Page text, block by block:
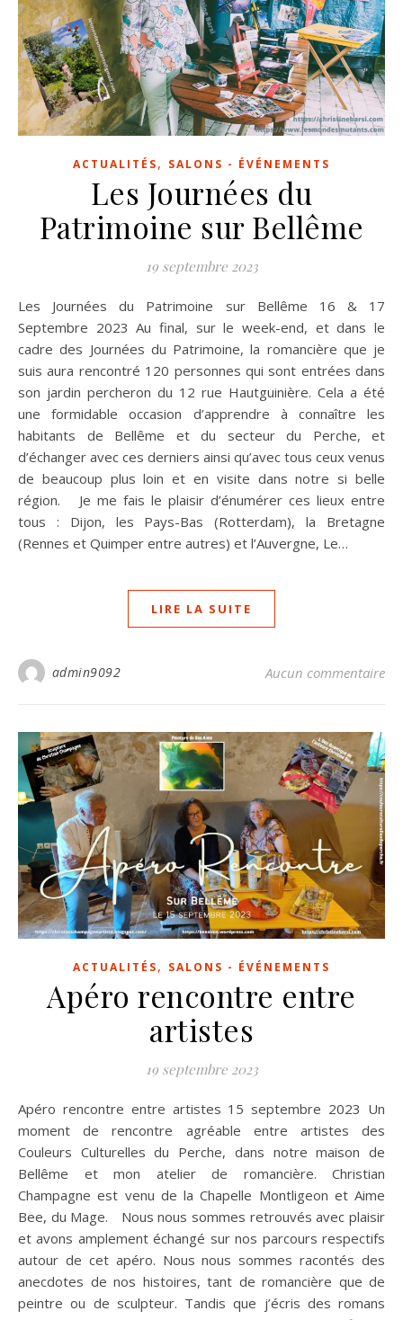
ACTUALITÉS, SALONS - ÉVÉNEMENTS
Les Journées du
Patrimoine sur Bellême
19 septembre 2023
Les Journées du Patrimoine sur Bellême 16 & 17
Septembre 2023 Au final, sur le week-end, et dans le
cadre des Journées du Patrimoine, la romancière que je
suis aura rencontré 120 personnes qui sont entrées dans
son jardin percheron du 12 rue Hautguinière. Cela a été
une formidable occasion d’apprendre à connaître les
habitants de Bellême et du secteur du Perche, et
d’échanger avec ces derniers ainsi qu’avec tous ceux venus
de beaucoup plus loin et en visite dans notre si belle
région. Je me fais le plaisir d’énumérer ces lieux entre
tous : Dijon, les Pays-Bas (Rotterdam), la Bretagne
(Rennes et Quimper entre autres) et l’Auvergne, Le…
LIRE LA SUITE
admin9092 Aucun commentaire
ACTUALITÉS, SALONS - ÉVÉNEMENTS
Apéro rencontre entre
artistes
19 septembre 2023
Apéro rencontre entre artistes 15 septembre 2023 Un
moment de rencontre agréable entre artistes des
Couleurs Culturelles du Perche, dans notre maison de
Bellême et mon atelier de romancière. Christian
Champagne est venu de la Chapelle Montligeon et Aime
Bee, du Mage. Nous nous sommes retrouvés avec plaisir
et avons amplement échangé sur nos parcours respectifs
autour de cet apéro. Nous nous sommes racontés des
anecdotes de nos histoires, tant de romancière que de
peintre ou de sculpteur. Tandis que j’écris des romans